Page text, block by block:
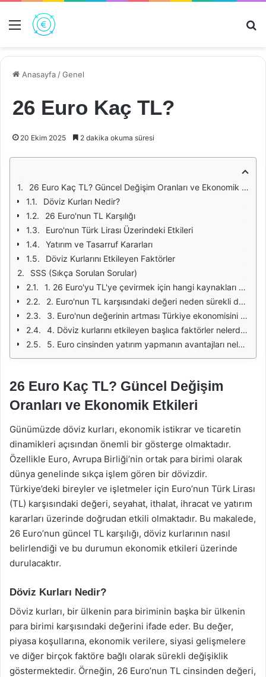
Menü
Anasayfa /Genel
26 Euro Kaç TL?
20 Ekim 2025 2 dakika okuma süresi
26 Euro Kaç TL? Güncel Değişim Oranları ve Ekonomik Etkileri
Döviz Kurları Nedir?
26 Euro'nun TL Karşılığı
Euro'nun Türk Lirası Üzerindeki Etkileri
Yatırım ve Tasarruf Kararları
Döviz Kurlarını Etkileyen Faktörler
SSS (Sıkça Sorulan Sorular)
1. 26 Euro'yu TL'ye çevirmek için hangi kaynakları kullanabilirim?
2. Euro'nun TL karşısındaki değeri neden sürekli değişiyor?
3. Euro'nun değerinin artması Türkiye ekonomisini nasıl etkiler?
4. Döviz kurlarını etkileyen başlıca faktörler nelerdir?
5. Euro cinsinden yatırım yapmanın avantajları nelerdir?
26 Euro Kaç TL? Güncel Değişim
Oranları ve Ekonomik Etkileri
Günümüzde döviz kurları, ekonomik istikrar ve ticaretin
dinamikleri açısından önemli bir gösterge olmaktadır.
Özellikle Euro, Avrupa Birliği’nin ortak para birimi olarak
dünya genelinde sıkça işlem gören bir dövizdir.
Türkiye’deki bireyler ve işletmeler için Euro’nun Türk Lirası
(TL) karşısındaki değeri, seyahat, ithalat, ihracat ve yatırım
kararları üzerinde doğrudan etkili olmaktadır. Bu makalede,
26 Euro’nun güncel TL karşılığı, döviz kurlarının nasıl
belirlendiği ve bu durumun ekonomik etkileri üzerinde
durulacaktır.
Döviz Kurları Nedir?
Döviz kurları, bir ülkenin para biriminin başka bir ülkenin
para birimi karşısındaki değerini ifade eder. Bu değer,
piyasa koşullarına, ekonomik verilere, siyasi gelişmelere
ve diğer birçok faktöre bağlı olarak sürekli değişiklik
göstermektedir. Örneğin, 26 Euro’nun TL cinsinden değeri,